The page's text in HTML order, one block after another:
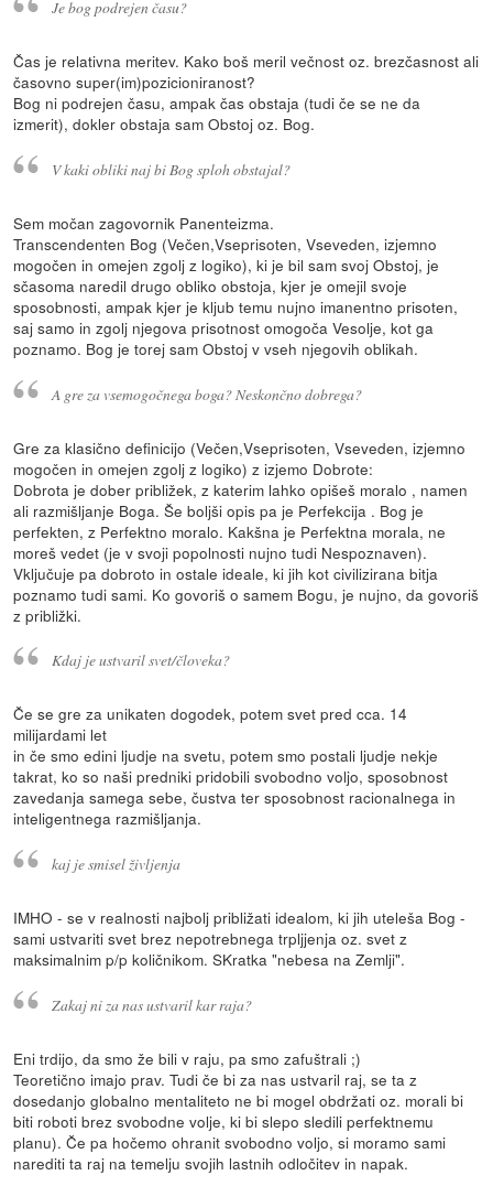
Je bog podrejen času?
Čas je relativna meritev. Kako boš meril večnost oz. brezčasnost ali
časovno super(im)pozicioniranost?
Bog ni podrejen času, ampak čas obstaja (tudi če se ne da
izmerit), dokler obstaja sam Obstoj oz. Bog.
V kaki obliki naj bi Bog sploh obstajal?
Sem močan zagovornik Panenteizma.
Transcendenten Bog (Večen,Vseprisoten, Vseveden, izjemno
mogočen in omejen zgolj z logiko), ki je bil sam svoj Obstoj, je
sčasoma naredil drugo obliko obstoja, kjer je omejil svoje
sposobnosti, ampak kjer je kljub temu nujno imanentno prisoten,
saj samo in zgolj njegova prisotnost omogoča Vesolje, kot ga
poznamo. Bog je torej sam Obstoj v vseh njegovih oblikah.
A gre za vsemogočnega boga? Neskončno dobrega?
Gre za klasično definicijo (Večen,Vseprisoten, Vseveden, izjemno
mogočen in omejen zgolj z logiko) z izjemo Dobrote:
Dobrota je dober približek, z katerim lahko opišeš moralo , namen
ali razmišljanje Boga. Še boljši opis pa je Perfekcija . Bog je
perfekten, z Perfektno moralo. Kakšna je Perfektna morala, ne
moreš vedet (je v svoji popolnosti nujno tudi Nespoznaven).
Vključuje pa dobroto in ostale ideale, ki jih kot civilizirana bitja
poznamo tudi sami. Ko govoriš o samem Bogu, je nujno, da govoriš
z približki.
Kdaj je ustvaril svet/človeka?
Če se gre za unikaten dogodek, potem svet pred cca. 14
milijardami let
in če smo edini ljudje na svetu, potem smo postali ljudje nekje
takrat, ko so naši predniki pridobili svobodno voljo, sposobnost
zavedanja samega sebe, čustva ter sposobnost racionalnega in
inteligentnega razmišljanja.
kaj je smisel življenja
IMHO - se v realnosti najbolj približati idealom, ki jih uteleša Bog -
sami ustvariti svet brez nepotrebnega trpljjenja oz. svet z
maksimalnim p/p količnikom. SKratka "nebesa na Zemlji".
Zakaj ni za nas ustvaril kar raja?
Eni trdijo, da smo že bili v raju, pa smo zafuštrali ;)
Teoretično imajo prav. Tudi če bi za nas ustvaril raj, se ta z
dosedanjo globalno mentaliteto ne bi mogel obdržati oz. morali bi
biti roboti brez svobodne volje, ki bi slepo sledili perfektnemu
planu). Če pa hočemo ohranit svobodno voljo, si moramo sami
narediti ta raj na temelju svojih lastnih odločitev in napak.